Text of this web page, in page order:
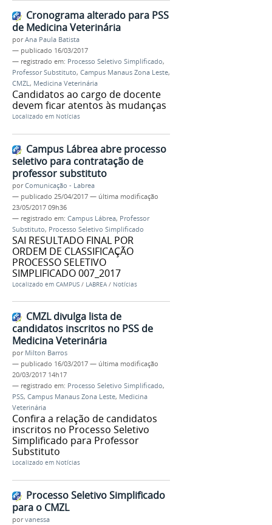
Cronograma alterado para PSS
de Medicina Veterinária
porAna Paula Batista
— publicado 16/03/2017
— registrado em: Processo Seletivo Simplificado,
Professor Substituto, Campus Manaus Zona Leste,
CMZL, Medicina Veterinária
Candidatos ao cargo de docente
devem ficar atentos às mudanças
Localizado em Notícias
Campus Lábrea abre processo
seletivo para contratação de
professor substituto
porComunicação - Labrea
— publicado 25/04/2017 — última modificação
23/05/2017 09h36
— registrado em: Campus Lábrea, Professor
Substituto, Processo Seletivo Simplificado
SAI RESULTADO FINAL POR
ORDEM DE CLASSIFICAÇÃO
PROCESSO SELETIVO
SIMPLIFICADO 007_2017
Localizado em CAMPUS / LABREA / Notícias
CMZL divulga lista de
candidatos inscritos no PSS de
Medicina Veterinária
por Milton Barros
— publicado 16/03/2017 — última modificação
20/03/2017 14h17
— registrado em: Processo Seletivo Simplificado,
PSS, Campus Manaus Zona Leste, Medicina
Veterinária
Confira a relação de candidatos
inscritos no Processo Seletivo
Simplificado para Professor
Substituto
Localizado em Notícias
Processo Seletivo Simplificado
para o CMZL
porvanessa